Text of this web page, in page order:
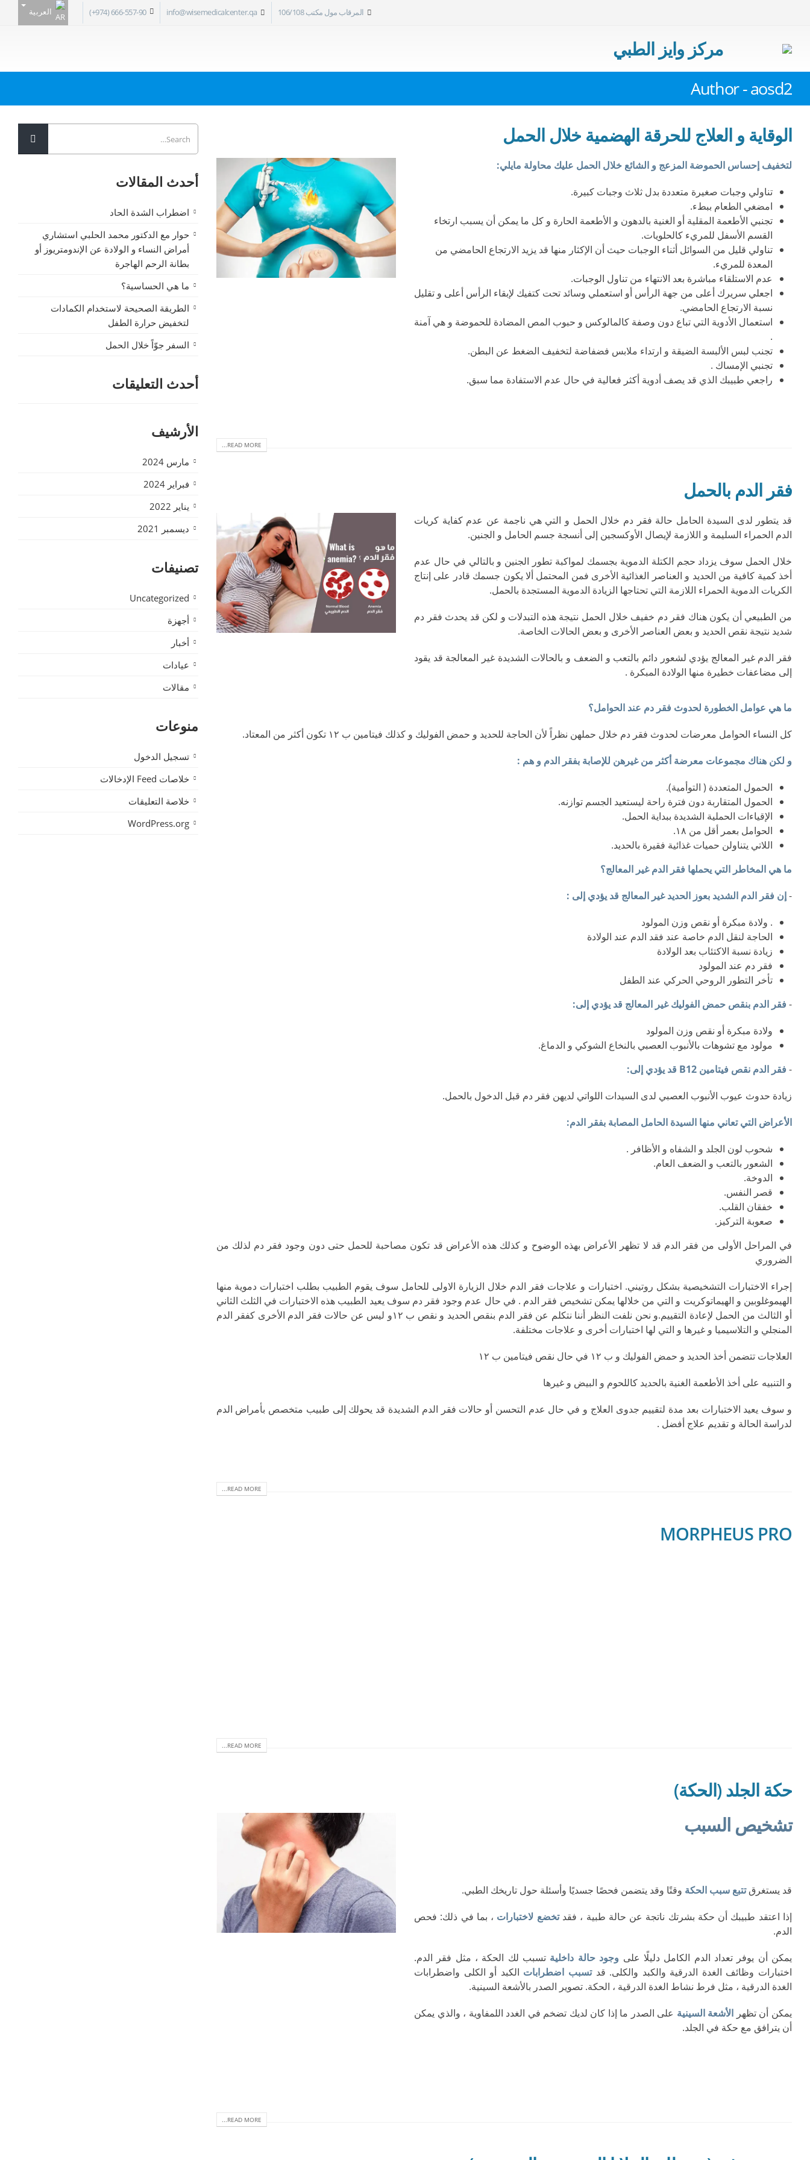
المرقاب مول مكتب 106/108 info@wisemedicalcenter.qa
(+974) 666-557-90 العربية
مركز وايز الطبي
Author - aosd2
الوقاية و العلاج للحرقة الهضمية خلال الحمل
لتخفيف إحساس الحموضة المزعج و الشائع خلال الحمل عليك محاولة مايلي:
تناولي وجبات صغيرة متعددة بدل ثلاث وجبات كبيرة.
امضغي الطعام ببطء.
تجنبي الأطعمة المقلية أو الغنية بالدهون و الأطعمة الحارة و كل ما يمكن أن يسبب ارتخاء
القسم الأسفل للمريء كالحلويات.
تناولي قليل من السوائل أثناء الوجبات حيث أن الإكثار منها قد يزيد الارتجاع الحامضي من
المعدة للمريء.
عدم الاستلقاء مباشرة بعد الانتهاء من تناول الوجبات.
اجعلي سريرك أعلى من جهة الرأس أو استعملي وسائد تحت كتفيك لإبقاء الرأس أعلى و تقليل
نسبة الارتجاع الحامضي.
استعمال الأدوية التي تباع دون وصفة كالمالوكس و حبوب المص المضادة للحموضة و هي آمنة
.
تجنب لبس الألبسة الضيقة و ارتداء ملابس فضفاضة لتخفيف الضغط عن البطن.
تجنبي الإمساك .
راجعي طبيبك الذي قد يصف أدوية أكثر فعالية في حال عدم الاستفادة مما سبق.
READ MORE...
فقر الدم بالحمل
قد يتطور لدى السيدة الحامل حالة فقر دم خلال الحمل و التي هي ناجمة عن عدم كفاية كريات
الدم الحمراء السليمة و اللازمة لإيصال الأوكسجين إلى أنسجة جسم الحامل و الجنين.
خلال الحمل سوف يزداد حجم الكتلة الدموية بجسمك لمواكبة تطور الجنين و بالتالي في حال عدم
أخذ كمية كافية من الحديد و العناصر الغذائية الأخرى فمن المحتمل ألا يكون جسمك قادر على إنتاج
الكريات الدموية الحمراء اللازمة التي تحتاجها الزيادة الدموية المستجدة بالحمل.
من الطبيعي أن يكون هناك فقر دم خفيف خلال الحمل نتيجة هذه التبدلات و لكن قد يحدث فقر دم
شديد نتيجة نقص الحديد و بعض العناصر الأخرى و بعض الحالات الخاصة.
‎فقر الدم غير المعالج يؤدي لشعور دائم بالتعب و الضعف و بالحالات الشديدة غير المعالجة قد يقود
إلى مضاعفات خطيرة منها الولادة المبكرة .
ما هي عوامل الخطورة لحدوث فقر دم عند الحوامل؟
كل النساء الحوامل معرضات لحدوث فقر دم خلال حملهن نظراً لأن الحاجة للحديد و حمض الفوليك و كذلك فيتامين ب ١٢ تكون أكثر من المعتاد.
و لكن هناك مجموعات معرضة أكثر من غيرهن للإصابة بفقر الدم و هم :
الحمول المتعددة ( التوأمية).
الحمول المتقاربة دون فترة راحة ليستعيد الجسم توازنه.
الإقياءات الحملية الشديدة ببداية الحمل.
الحوامل بعمر أقل من ١٨.
اللاتي يتناولن حميات غذائية فقيرة بالحديد.
ما هي المخاطر التي يحملها فقر الدم غير المعالج؟
-إن فقر الدم الشديد بعوز الحديد غير المعالج قد يؤدي إلى :
. ولادة مبكرة أو نقص وزن المولود
الحاجة لنقل الدم خاصة عند فقد الدم عند الولادة
زيادة نسبة الاكتئاب بعد الولادة
فقر دم عند المولود
تأخر التطور الروحي الحركي عند الطفل
- فقر الدم بنقص حمض الفوليك غير المعالج قد يؤدي إلى:
ولادة مبكرة أو نقص وزن المولود
مولود مع تشوهات بالأنبوب العصبي بالنخاع الشوكي و الدماغ.
- فقر الدم نقص فيتامين B12 قد يؤدي إلى:
زيادة حدوث عيوب الأنبوب العصبي لدى السيدات اللواتي لديهن فقر دم قبل الدخول بالحمل.
الأعراض التي تعاني منها السيدة الحامل المصابة بفقر الدم:
شحوب لون الجلد و الشفاه و الأظافر .
الشعور بالتعب و الضعف العام.
الدوخة.
قصر النفس.
خفقان القلب.
صعوبة التركيز.
في المراحل الأولى من فقر الدم قد لا تظهر الأعراض بهذه الوضوح و كذلك هذه الأعراض قد تكون مصاحبة للحمل حتى دون وجود فقر دم لذلك من
الضروري
إجراء الاختبارات التشخيصية بشكل روتيني. اختبارات و علاجات فقر الدم خلال الزيارة الاولى للحامل سوف يقوم الطبيب بطلب اختبارات دموية منها
الهيموغلوبين و الهيماتوكريت و التي من خلالها يمكن تشخيص فقر الدم . في حال عدم وجود فقر دم سوف يعيد الطبيب هذه الاختبارات في الثلث الثاني
أو الثالث من الحمل لإعادة التقييم.و نحن نلفت النظر أننا نتكلم عن فقر الدم بنقص الحديد و نقص ب ١٢و ليس عن حالات فقر الدم الأخرى كفقر الدم
المنجلي و التلاسيميا و غيرها و التي لها اختبارات أخرى و علاجات مختلفة.
العلاجات تتضمن أخذ الحديد و حمض الفوليك و ب ١٢ في حال نقص فيتامين ب ١٢
و التنبيه على أخذ الأطعمة الغنية بالحديد كاللحوم و البيض و غيرها
و سوف يعيد الاختبارات بعد مدة لتقييم جدوى العلاج و في حال عدم التحسن أو حالات فقر الدم الشديدة قد يحولك إلى طبيب متخصص بأمراض الدم
لدراسة الحالة و تقديم علاج أفضل .
READ MORE...
MORPHEUS PRO
READ MORE...
حكة الجلد (الحكة)
تشخيص السبب
قد يستغرقتتبع سبب الحكة وقتًا وقد يتضمن فحصًا جسديًا وأسئلة حول تاريخك الطبي.
إذا اعتقد طبيبك أن حكة بشرتك ناتجة عن حالة طبية ، فقدتخضع لاختبارات ، بما في ذلك: فحص
الدم.
يمكن أن يوفر تعداد الدم الكامل دليلًا على وجود حالة داخلية تسبب لك الحكة ، مثل فقر الدم.
اختبارات وظائف الغدة الدرقية والكبد والكلى. قد تسبب اضطرابات الكبد أو الكلى واضطرابات
الغدة الدرقية ، مثل فرط نشاط الغدة الدرقية ، الحكة. تصوير الصدر بالأشعة السينية.
يمكن أن تظهر الأشعة السينية على الصدر ما إذا كان لديك تضخم في الغدد اللمفاوية ، والذي يمكن
أن يترافق مع حكة في الجلد.
READ MORE...
أحدث المقالات
اضطراب الشدة الحاد
حوار مع الدكتور محمد الحلبي استشاري
أمراض النساء و الولادة عن الإندومتريوز أو
بطانة الرحم الهاجرة
ما هي الحساسية؟
الطريقة الصحيحة لاستخدام الكمادات
لتخفيض حرارة الطفل
السفر جوّاً خلال الحمل
أحدث التعليقات
الأرشيف
مارس 2024
فبراير 2024
يناير 2022
ديسمبر 2021
تصنيفات
Uncategorized
أجهزة
أخبار
عيادات
مقالات
منوعات
تسجيل الدخول
خلاصات Feed الإدخالات
خلاصة التعليقات
WordPress.org